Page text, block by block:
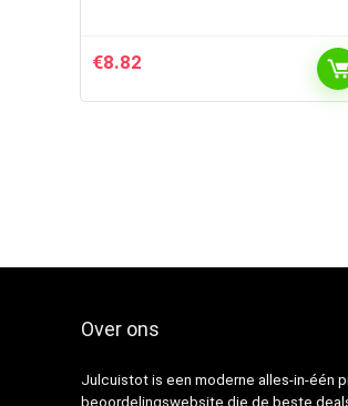
€8.82
Over ons
Julcuistot is een moderne alles-in-één
beoordelingswebsite die de beste